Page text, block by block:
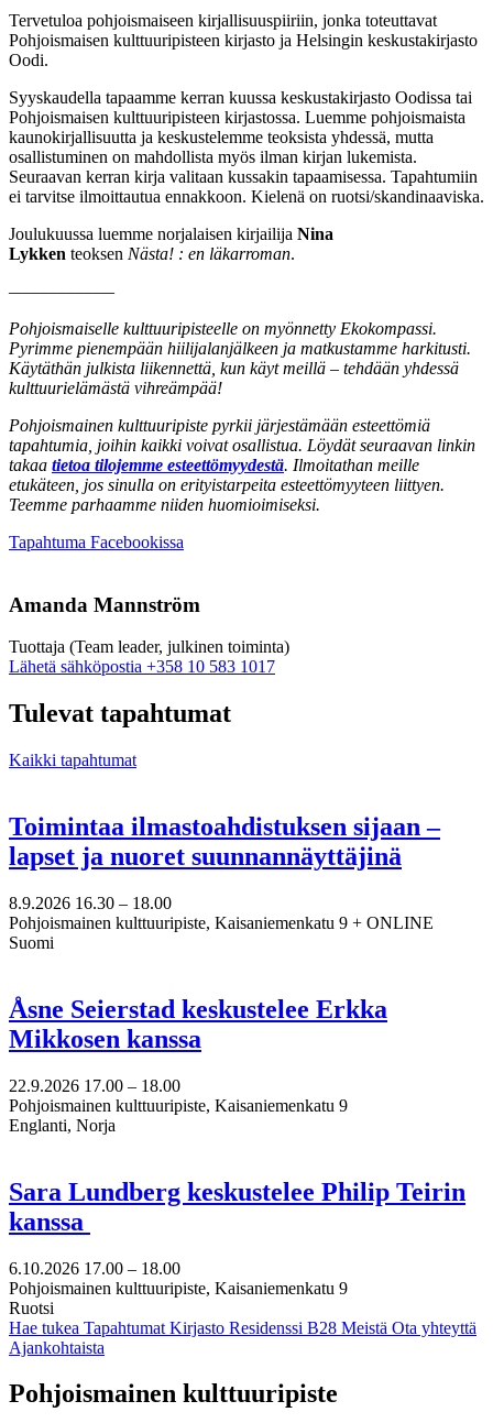
Tervetuloa pohjoismaiseen kirjallisuuspiiriin, jonka toteuttavat
Pohjoismaisen kulttuuripisteen kirjasto ja Helsingin keskustakirjasto
Oodi.
Syyskaudella tapaamme kerran kuussa keskustakirjasto Oodissa tai
Pohjoismaisen kulttuuripisteen kirjastossa. Luemme pohjoismaista
kaunokirjallisuutta ja keskustelemme teoksista yhdessä, mutta
osallistuminen on mahdollista myös ilman kirjan lukemista.
Seuraavan kerran kirja valitaan kussakin tapaamisessa. Tapahtumiin
ei tarvitse ilmoittautua ennakkoon. Kielenä on ruotsi/skandinaaviska.
Joulukuussa luemme norjalaisen kirjailija Nina
Lykken teoksen Nästa! : en läkarroman.
––––––––––––
Pohjoismaiselle kulttuuripisteelle on myönnetty Ekokompassi.
Pyrimme pienempään hiilijalanjälkeen ja matkustamme harkitusti.
Käytäthän julkista liikennettä, kun käyt meillä – tehdään yhdessä
kulttuurielämästä vihreämpää!
Pohjoismainen kulttuuripiste pyrkii järjestämään esteettömiä
tapahtumia, joihin kaikki voivat osallistua. Löydät seuraavan linkin
takaa tietoa tilojemme esteettömyydestä. Ilmoitathan meille
etukäteen, jos sinulla on erityistarpeita esteettömyyteen liittyen.
Teemme parhaamme niiden huomioimiseksi.
Tapahtuma Facebookissa
Amanda Mannström
Tuottaja (Team leader, julkinen toiminta)
Lähetä sähköpostia Sänd
till
amanda.mannstrom@nkk.org
+358 10 583 1017
Tulevat tapahtumat
Kaikki tapahtumat
Toimintaa ilmastoahdistuksen sijaan –
lapset ja nuoret suunnannäyttäjinä
8.9.2026 16.30 – 18.00
Pohjoismainen kulttuuripiste, Kaisaniemenkatu 9 + ONLINE
Suomi
Åsne Seierstad keskustelee Erkka
Mikkosen kanssa
22.9.2026 17.00 – 18.00
Pohjoismainen kulttuuripiste, Kaisaniemenkatu 9
Englanti, Norja
Sara Lundberg keskustelee Philip Teirin
kanssa
6.10.2026 17.00 – 18.00
Pohjoismainen kulttuuripiste, Kaisaniemenkatu 9
Ruotsi
Hae tukea Tapahtumat Kirjasto Residenssi B28 Meistä Ota yhteyttä
Ajankohtaista
Facebook:
Avataan
Instagram:
Avataan
TikTok:
Avataan
Youtube:
Avataan
Vimeo:
Avataan
Pohjoismainen kulttuuripiste